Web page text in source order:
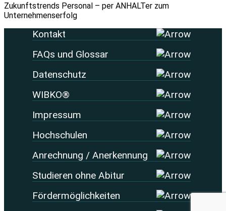
Zukunftstrends Personal – per ANHALTer zum
Unternehmenserfolg
Kontakt
FAQs und Glossar
Datenschutz
WIBKO®
Impressum
Hochschulen
Anrechnung / Anerkennung
Studieren ohne Abitur
Fördermöglichkeiten